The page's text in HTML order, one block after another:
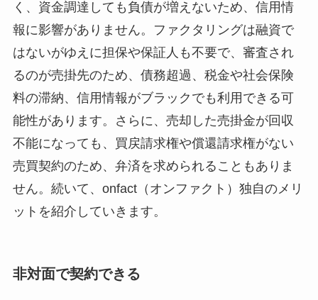
く、資金調達しても負債が増えないため、信用情
報に影響がありません。ファクタリングは融資で
はないがゆえに担保や保証人も不要で、審査され
るのが売掛先のため、債務超過、税金や社会保険
料の滞納、信用情報がブラックでも利用できる可
能性があります。さらに、売却した売掛金が回収
不能になっても、買戻請求権や償還請求権がない
売買契約のため、弁済を求められることもありま
せん。続いて、onfact（オンファクト）独自のメリ
ットを紹介していきます。
非対面で契約できる